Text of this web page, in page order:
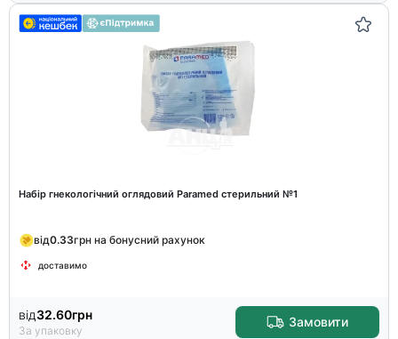
Набір гнекологічний оглядовий Paramed стерильний №1
від0.33грн на бонусний рахунок
доставимо
від32.60грн
За упаковку
Замовити